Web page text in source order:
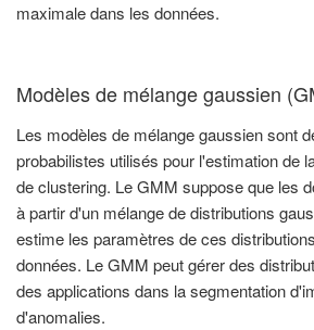
maximale dans les données.
Modèles de mélange gaussien
Les modèles de mélange gaussien sont
probabilistes utilisés pour l'estimation de
de clustering. Le GMM suppose que les
à partir d'un mélange de distributions
estime les paramètres de ces
données. Le GMM peut gérer des
des applications dans la segmentation
d'anomalies.